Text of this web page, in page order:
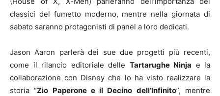
classici del fumetto moderno, mentre nella giornata di
sabato saranno protagonisti di panel a loro dedicati.
Jason Aaron parlerà dei sue due progetti più recenti,
come il rilancio editoriale delle Tartarughe Ninja e la
collaborazione con Disney che lo ha visto realizzare la
storia “Zio Paperone e il Decino dell’Infinito”, mentre